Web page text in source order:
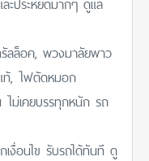
ลล็อค, พวงมาลัยพาว
แท้, ไฟตัดหมอก
ม่เคยบรรทุกหนัก รถ
อนไข รับรถได้ทันที ดู